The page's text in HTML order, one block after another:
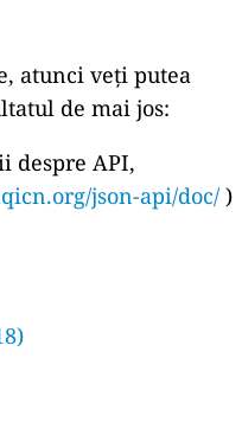
atunci veți putea
de mai jos:
despre API,
json-api/doc/ )